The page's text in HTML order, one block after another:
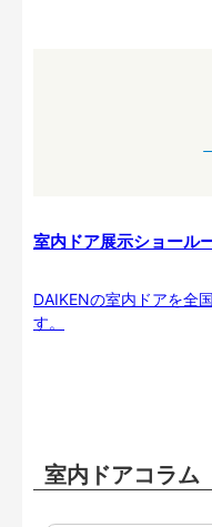
室内ドア展示ショール
DAIKENの室内ドアを全
す。
室内ドアコラム